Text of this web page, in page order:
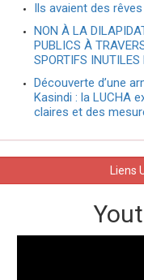
Ils avaient des rêves
NON À LA
PUBLICS À
SPORTIFS INUTILES
Découverte d’une
Kasindi : la LUCHA
claires et des
Liens